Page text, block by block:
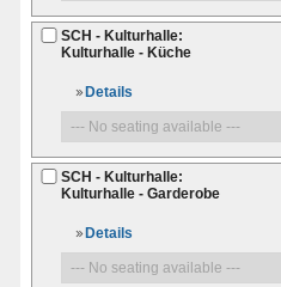
SCH - Kulturhalle:
Kulturhalle - Küche
Details
SCH - Kulturhalle:
Kulturhalle - Garderobe
Details